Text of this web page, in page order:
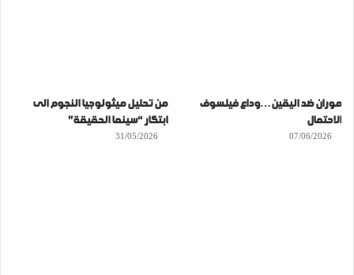
موران ضد اليقين…وداع فيلسوف
الاحتمال
07/06/2026
من تحليل ميثولوجيا النجوم الى
ابتكار “سينما الحقيقة”
31/05/2026